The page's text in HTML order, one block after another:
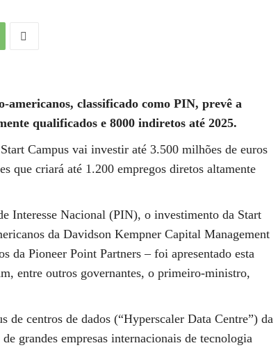
americanos, classificado como PIN, prevê a
qualificados e 8000 indiretos até 2025.
Campus vai investir até 3.500 milhões de euros
que criará até 1.200 empregos diretos altamente
Interesse Nacional (PIN), o investimento da Start
da Davidson Kempner Capital Management
da Pioneer Point Partners – foi apresentado esta
entre outros governantes, o primeiro-ministro,
de centros de dados (“Hyperscaler Data Centre”) da
grandes empresas internacionais de tecnologia